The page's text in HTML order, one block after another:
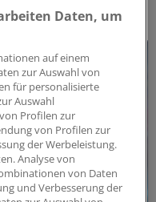
Daten, um
auf einem
zur Auswahl von
für personalisierte
Auswahl
Profilen zur
von Profilen zur
der Werbeleistung.
Analyse von
von Daten
und Verbesserung der